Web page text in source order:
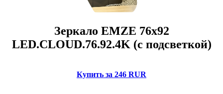
Зеркало EMZE 76x92
LED.CLOUD.76.92.4K (с подсветкой)
Купить за 246 RUR